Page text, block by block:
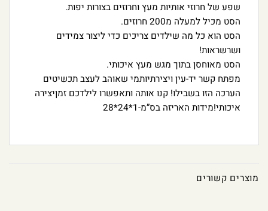
שפע של חרוזי אותיות מעץ וחרוזים בצורות יפות.
הסט מכיל למעלה מ200 חרוזים.
הסט הוא כל מה שילדים צריכים כדי ליצור צמידים
ושרשראות!
הסט מאוחסן בתוך מגש מעץ איכותי.
מפתח קשר יד-עין ויצירתיותמי שאוהב לעצב תכשיטים
הערכה הזו בשבילו! קנו אותה ותאפשרו לילדכם זמןיצירה
איכותי!מידות האריזה בס”מ-1*24*28
מוצרים קשורים